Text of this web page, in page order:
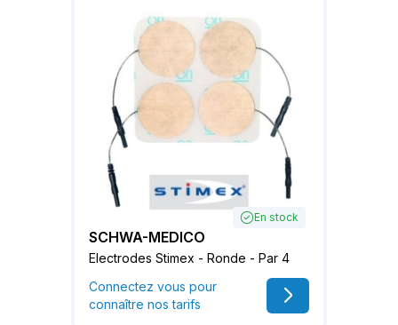
En stock
SCHWA-MEDICO
Electrodes Stimex - Ronde - Par 4
Connectez vous pour
connaître nos tarifs